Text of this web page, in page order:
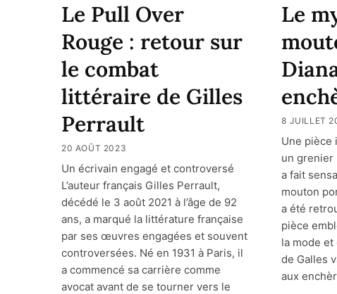
Le Pull Over
Rouge : retour sur
le combat
littéraire de Gilles
Perrault
20 AOÛT 2023
Un écrivain engagé et controversé
L’auteur français Gilles Perrault,
décédé le 3 août 2021 à l’âge de 92
ans, a marqué la littérature française
par ses œuvres engagées et souvent
controversées. Né en 1931 à Paris, il
a commencé sa carrière comme
avocat avant de se tourner vers le
Le
8 JUILLET
Une pièce
un grenier
a fait
mouton
a été
pièce
la mode
de Galles
aux